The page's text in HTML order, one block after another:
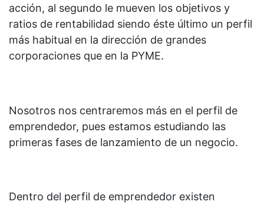
acción, al segundo le mueven los objetivos y
ratios de rentabilidad siendo éste último un perfil
más habitual en la dirección de grandes
corporaciones que en la PYME.
Nosotros nos centraremos más en el perfil de
emprendedor, pues estamos estudiando las
primeras fases de lanzamiento de un negocio.
Dentro del perfil de emprendedor existen